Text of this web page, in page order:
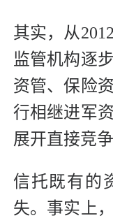
其实，从
监管机构逐
资管、保险
行相继进军
展开直接竞争
信托既有的
失。事实上